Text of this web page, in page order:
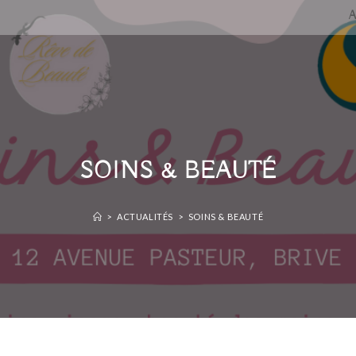
SOINS & BEAUTÉ
> ACTUALITÉS > SOINS & BEAUTÉ